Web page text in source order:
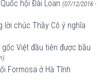
hội Đài Loan (07/12/2016 -
lời chúc Thầy Cô ý nghĩa
Việt đầu tiên được bầu
Formosa ở Hà Tĩnh